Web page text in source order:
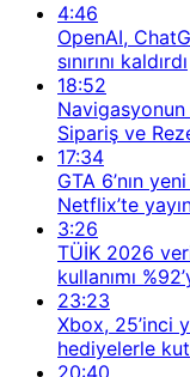
4:46
OpenAI,
sınırını kaldırdı
18:52
Navigasyonun
Sipariş ve
17:34
GTA 6’nın
Netflix’te
3:26
TÜİK 2026
kullanımı
23:23
Xbox, 25’inci
hediyelerle
20:40